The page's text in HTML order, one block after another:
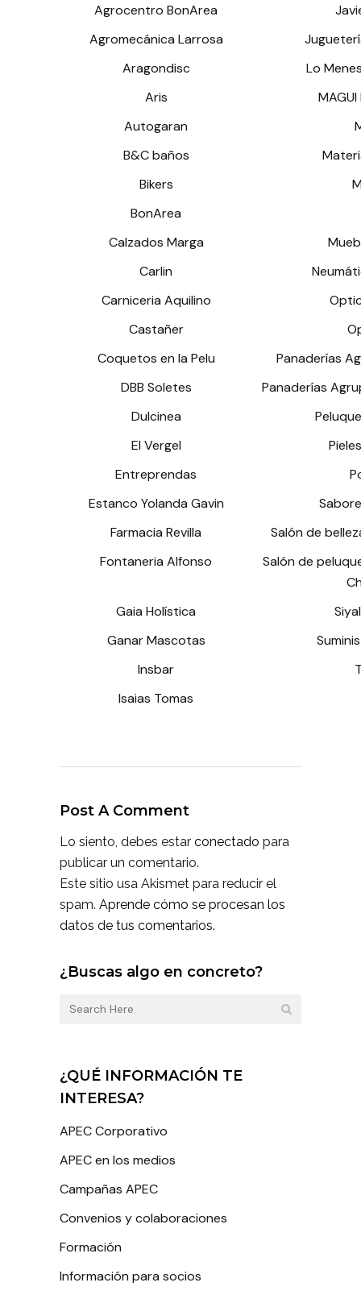
Agrocentro BonArea
Agromecánica Larrosa
Aragondisc
Lo
Aris
MAGUI
Autogaran
B&C baños
Bikers
BonArea
Calzados Marga
Carlin
Carniceria Aquilino
Castañer
Coquetos en la Pelu
Panaderías
DBB Soletes
Panaderías
Dulcinea
El Vergel
Entreprendas
Estanco Yolanda Gavin
Farmacia Revilla
Salón de
Fontaneria Alfonso
Salón de
Gaia Holística
Ganar Mascotas
Insbar
Isaias Tomas
Post A Comment
Lo siento, debes estar conectado para
publicar un comentario.
Este sitio usa Akismet para reducir el
spam. Aprende cómo se procesan los
datos de tus comentarios.
¿Buscas algo en concreto?
¿QUÉ INFORMACIÓN TE
INTERESA?
APEC Corporativo
APEC en los medios
Campañas APEC
Convenios y colaboraciones
Formación
Información para socios